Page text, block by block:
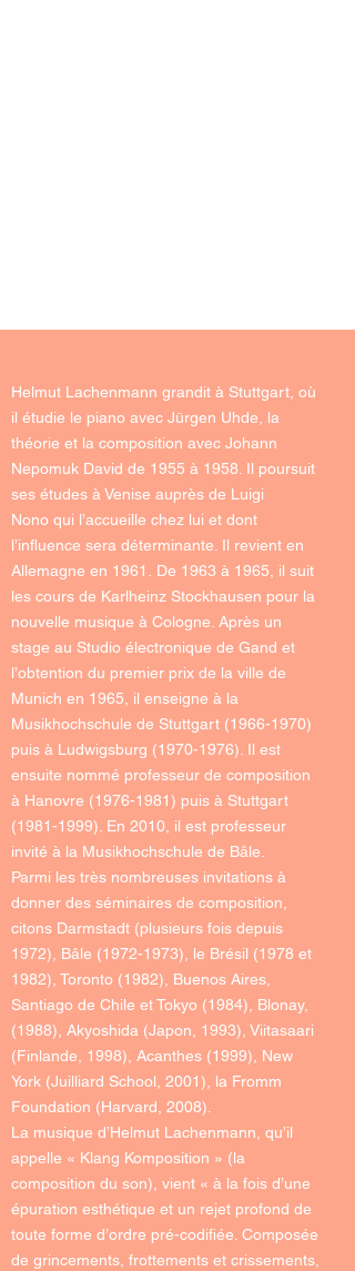
Helmut Lachenmann grandit à Stuttgart, où
il étudie le piano avec Jürgen Uhde, la
théorie et la composition avec Johann
Nepomuk David de 1955 à 1958. Il poursuit
ses études à Venise auprès de Luigi
Nono qui l’accueille chez lui et dont
l’influence sera déterminante. Il revient en
Allemagne en 1961. De 1963 à 1965, il suit
les cours de Karlheinz Stockhausen pour la
nouvelle musique à Cologne. Après un
stage au Studio électronique de Gand et
l’obtention du premier prix de la ville de
Munich en 1965, il enseigne à la
Musikhochschule de Stuttgart (1966-1970)
puis à Ludwigsburg (1970-1976) . Il est
ensuite nommé professeur de composition
à Hanovre (1976-1981) puis à Stuttgart
(1981-1999) . En 2010, il est professeur
invité à la Musikhochschule de Bâle.
Parmi les très nombreuses invitations à
donner des séminaires de composition,
citons Darmstadt (plusieurs fois depuis
1972), Bâle (1972-1973) , le Brésil (1978 et
1982), Toronto (1982), Buenos Aires,
Santiago de Chile et Tokyo (1984), Blonay,
(1988), Akyoshida (Japon, 1993), Viitasaari
(Finlande, 1998), Acanthes (1999), New
York (Juilliard School, 2001), la Fromm
Foundation (Harvard, 2008).
La musique d’Helmut Lachenmann, qu’il
appelle « Klang Komposition » (la
composition du son), vient « à la fois d’une
épuration esthétique et un rejet profond de
toute forme d’ordre pré-codifiée. Composée
de grincements, frottements et crissements,